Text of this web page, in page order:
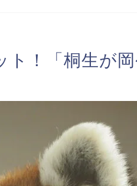
ト！「桐生が